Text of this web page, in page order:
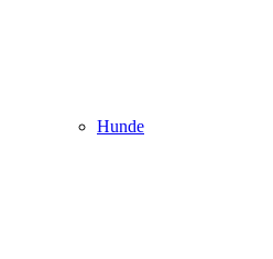
Hunde